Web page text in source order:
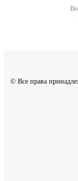
© Все права